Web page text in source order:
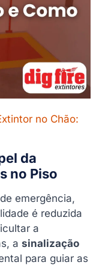
Piso É
Piso
de Combate ao
no Piso
de Extintores
é obrigatória
no Chão:
da
no Piso
emergência,
é reduzida
a
a sinalização
para guiar as